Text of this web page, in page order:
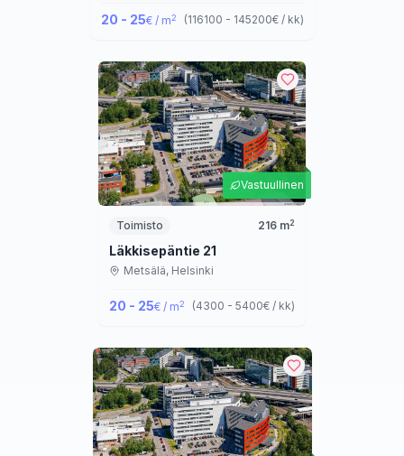
20 - 25€ / m2 (116100 - 145200€ / kk)
Vastuullinen
Toimisto 216 m2
Läkkisepäntie 21
Metsälä, Helsinki
20 - 25€ / m2 (4300 - 5400€ / kk)